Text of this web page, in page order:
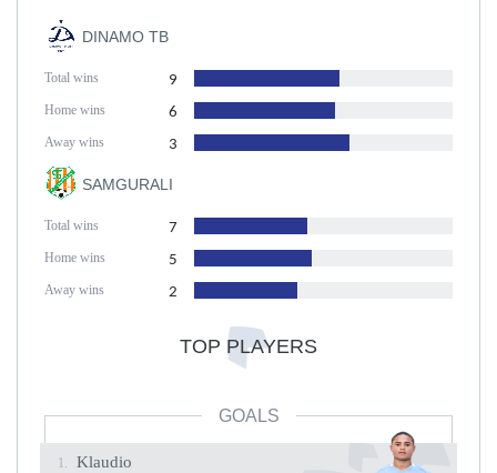
DINAMO TB
Total wins 9
Home wins 6
Away wins 3
SAMGURALI
Total wins 7
Home wins 5
Away wins 2
TOP PLAYERS
GOALS
1.
Klaudio